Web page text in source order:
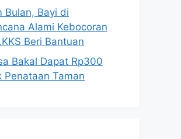
Bulan, Bayi di
Alami Kebocoran
Beri Bantuan
Bakal Dapat Rp300
Penataan Taman